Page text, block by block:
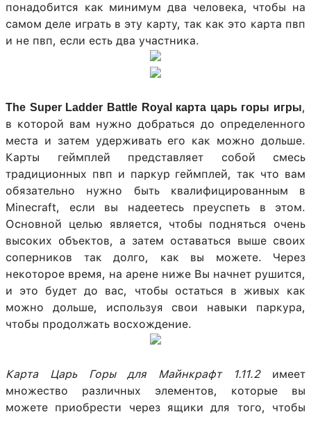
понадобится как минимум два человека, чтобы на
самом деле играть в эту карту, так как это карта пвп
и не пвп, если есть два участника.
The Super Ladder Battle Royal карта царь горы игры,
в которой вам нужно добраться до определенного
места и затем удерживать его как можно дольше.
Карты геймплей представляет собой смесь
традиционных пвп и паркур геймплей, так что вам
обязательно нужно быть квалифицированным в
Minecraft, если вы надеетесь преуспеть в этом.
Основной целью является, чтобы подняться очень
высоких объектов, а затем оставаться выше своих
соперников так долго, как вы можете. Через
некоторое время, на арене ниже Вы начнет рушится,
и это будет до вас, чтобы остаться в живых как
можно дольше, используя свои навыки паркура,
чтобы продолжать восхождение.
Карта Царь Горы для Майнкрафт 1.11.2имеет
множество различных элементов, которые вы
можете приобрести через ящики для того, чтобы